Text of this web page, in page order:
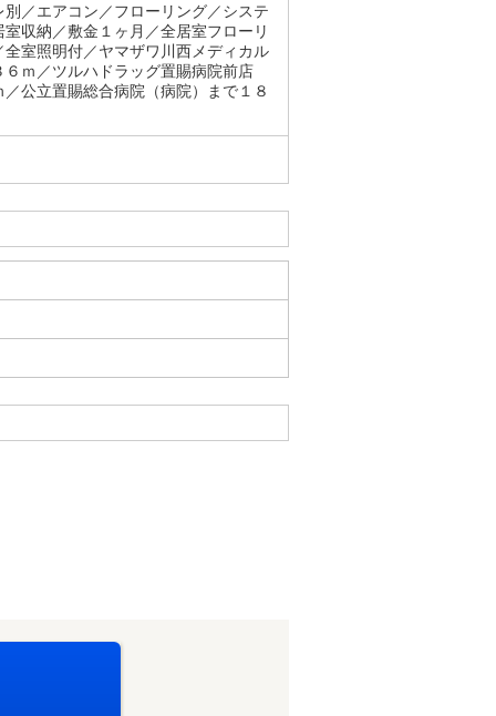
／エアコン／フローリング／システ
収納／敷金１ヶ月／全居室フローリ
室照明付／ヤマザワ川西メディカル
ｍ／ツルハドラッグ置賜病院前店
公立置賜総合病院（病院）まで１８